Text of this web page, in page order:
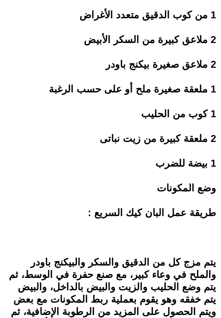
1 من كوب الدقيق متعدد الأغراض
2 ملاعق كبيرة من السكر الأبيض
2 ملاعق صغيرة بيكنج باودر
1 ملعقة صغيرة ملح أو على حسب الرغبة
1 كوب من الحليب
2 ملعقة كبيرة من زيت نباتى
1 بيضة للضرب
وضع المكونات
طريقة عمل البان كيك السريع :
يتم مزج كل من الدقيق والسكر والبيكنج باودر
والملح في وعاء كبير، مع صنع حفرة في الوسط، ثم
يتم وضع الحليب والزيت والبيض بالداخل، والبيض
يتم خفقه وهو يقوم بعملية ربط المكونات مع بعض
ويتم الحصول على المزيد من الرطوبة الإضافية، ثم